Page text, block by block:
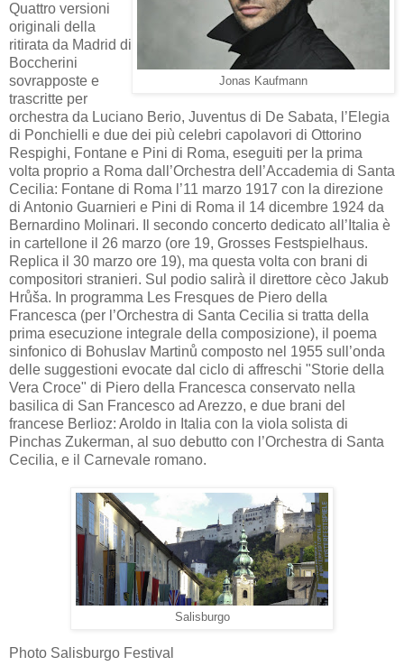
Jonas Kaufmann
Quattro versioni
originali della
ritirata da Madrid di
Boccherini
sovrapposte e
trascritte per
orchestra da Luciano Berio, Juventus di De Sabata, l’Elegia
di Ponchielli e due dei più celebri capolavori di Ottorino
Respighi, Fontane e Pini di Roma, eseguiti per la prima
volta proprio a Roma dall’Orchestra dell’Accademia di Santa
Cecilia: Fontane di Roma l’11 marzo 1917 con la direzione
di Antonio Guarnieri e Pini di Roma il 14 dicembre 1924 da
Bernardino Molinari. Il secondo concerto dedicato all’Italia è
in cartellone il 26 marzo (ore 19, Grosses Festspielhaus.
Replica il 30 marzo ore 19), ma questa volta con brani di
compositori stranieri. Sul podio salirà il direttore cèco Jakub
Hrůša. In programma Les Fresques de Piero della
Francesca (per l’Orchestra di Santa Cecilia si tratta della
prima esecuzione integrale della composizione), il poema
sinfonico di Bohuslav Martinů composto nel 1955 sull’onda
delle suggestioni evocate dal ciclo di affreschi "Storie della
Vera Croce" di Piero della Francesca conservato nella
basilica di San Francesco ad Arezzo, e due brani del
francese Berlioz: Aroldo in Italia con la viola solista di
Pinchas Zukerman, al suo debutto con l’Orchestra di Santa
Cecilia, e il Carnevale romano.
Salisburgo
Photo Salisburgo Festival